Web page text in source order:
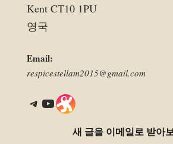
Kent CT10 1PU
영국
Email:
respicestellam2015@gmail.com
Telegram YouTube Link
새 글을 이메일로 받아